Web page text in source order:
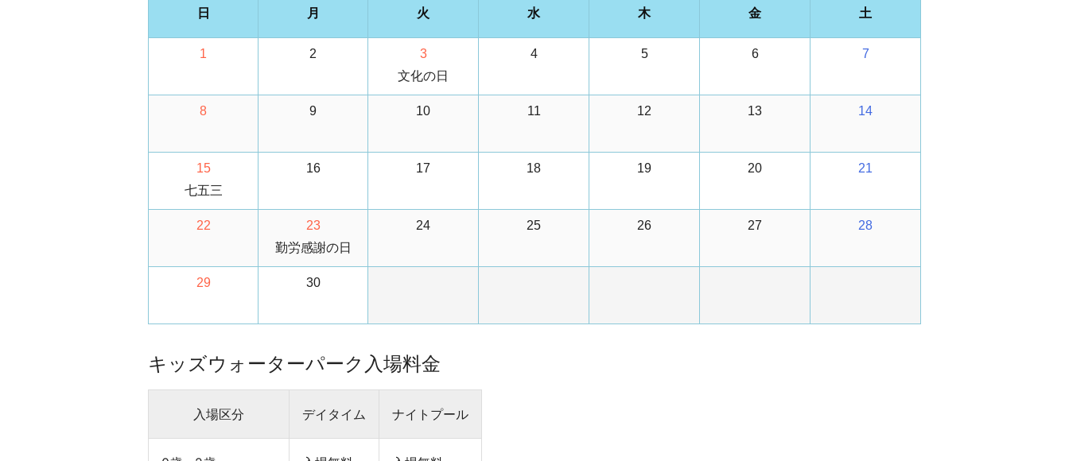
日 月 火 水 木 金 土
1 2
3
文化の日
4 5 6 7
8 9 10 11 12 13 14
15
七五三
16 17 18 19 20 21
22
23
勤労感謝の日
24 25 26 27 28
29 30
キッズウォーターパーク入場料金
入場区分 デイタイム ナイトプール